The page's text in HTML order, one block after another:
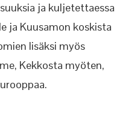
ja kuljetettaessa
ja Kuusamon koskista
lisäksi myös
Kekkosta myöten,